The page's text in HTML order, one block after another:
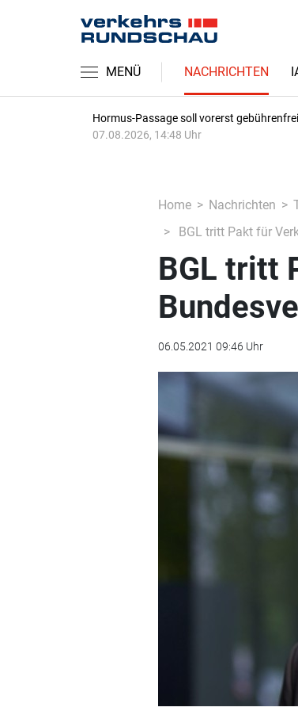
MENÜ NACHRICHTEN
Hormus-Passage soll vorerst
07.08.2026, 14:48 Uhr
Home Nachrichten
BGL tritt Pakt für
BGL tritt
06.05.2021 09:46 Uhr